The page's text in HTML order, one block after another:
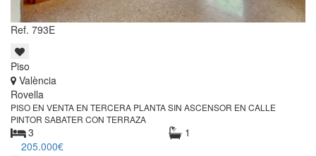
Ref. 793E
Piso
València
Rovella
PISO EN VENTA EN TERCERA PLANTA SIN ASCENSOR EN CALLE
PINTOR SABATER CON TERRAZA
3
1
205.000€